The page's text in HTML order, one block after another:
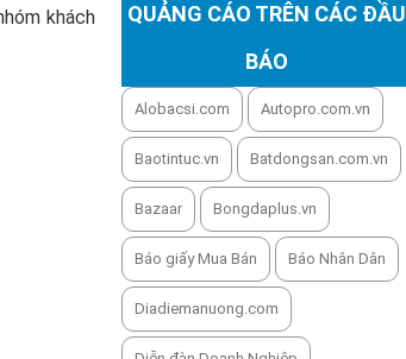
khách
QUẢNG CÁO TRÊN CÁC ĐẦU
BÁO
Alobacsi.com Autopro.com.vn
Baotintuc.vn Batdongsan.com.vn
Bazaar Bongdaplus.vn
Báo giấy Mua Bán Báo Nhân Dân
Diadiemanuong.com